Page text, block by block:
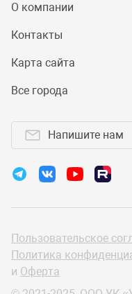
О компании
Контакты
Карта сайта
Все города
Напишите нам
Пользовательское
Политика
и Оферта